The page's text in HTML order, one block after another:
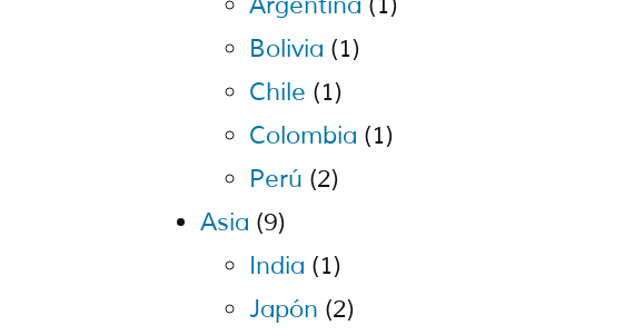
Bolivia (1)
Chile (1)
Colombia (1)
Perú (2)
Asia (9)
India (1)
Japón (2)